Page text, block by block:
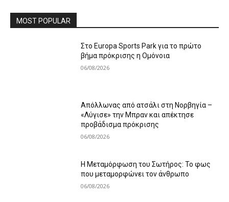
MOST POPULAR
Στο Europa Sports Park για το πρώτο
βήμα πρόκρισης η Ομόνοια
06/08/2026
Απόλλωνας από ατσάλι στη Νορβηγία –
«Λύγισε» την Μπραν και απέκτησε
προβάδισμα πρόκρισης
06/08/2026
Η Μεταμόρφωση του Σωτήρος: Το φως
που μεταμορφώνει τον άνθρωπο
06/08/2026